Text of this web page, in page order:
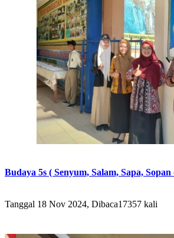
Budaya 5s ( Senyum, Salam, Sapa,
Tanggal 18 Nov 2024, Dibaca17357 kali